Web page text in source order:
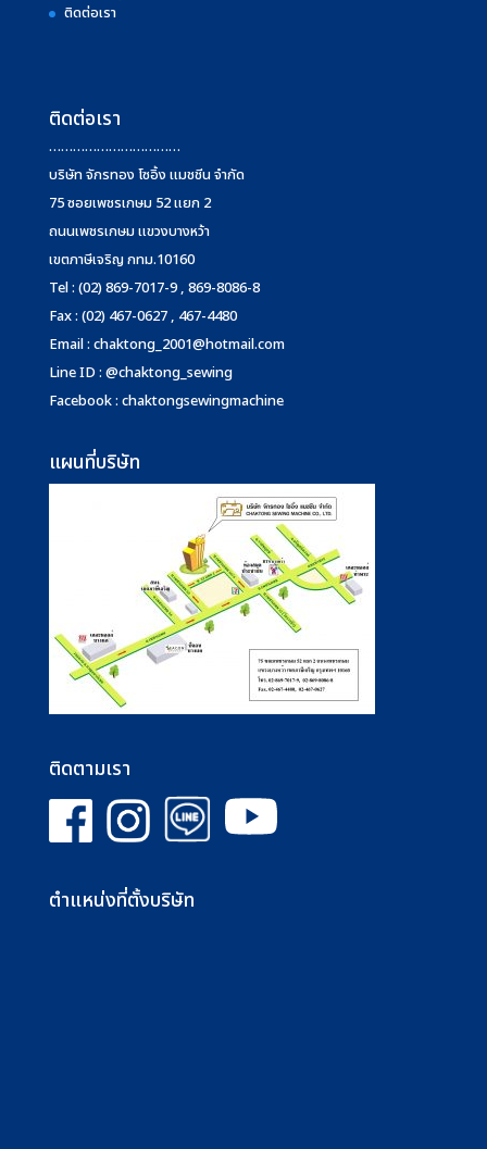
ติดต่อเรา
ติดต่อเรา
……………………………
บริษัท จักรทอง โซอิ้ง แมชชีน จำกัด
75 ซอยเพชรเกษม 52 แยก 2
ถนนเพชรเกษม แขวงบางหว้า
เขตภาษีเจริญ กทม.10160
Tel : (02) 869-7017-9 , 869-8086-8
Fax : (02) 467-0627 , 467-4480
Email : chaktong_2001@hotmail.com
Line ID : @chaktong_sewing
Facebook : chaktongsewingmachine
แผนที่บริษัท
ติดตามเรา
ตำแหน่งที่ตั้งบริษัท